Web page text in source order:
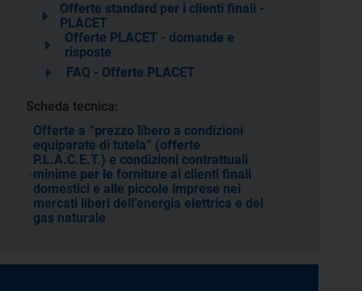
Offerte standard per i clienti finali -
PLACET
Offerte PLACET - domande e
risposte
FAQ - Offerte PLACET
Scheda tecnica:
Offerte a “prezzo libero a condizioni
equiparate di tutela” (offerte
P.L.A.C.E.T.) e condizioni contrattuali
minime per le forniture ai clienti finali
domestici e alle piccole imprese nei
mercati liberi dell’energia elettrica e del
gas naturale